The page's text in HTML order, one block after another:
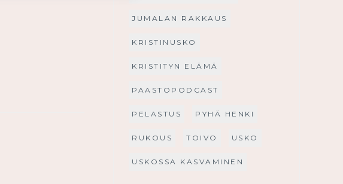
JUMALAN RAKKAUS
KRISTINUSKO
KRISTITYN ELÄMÄ
PAASTOPODCAST
PELASTUS PYHÄ HENKI
RUKOUS TOIVO USKO
USKOSSA KASVAMINEN